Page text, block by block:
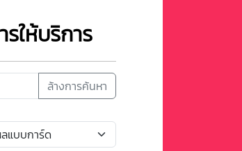
ให้บริการ
ล้างการค้นหา